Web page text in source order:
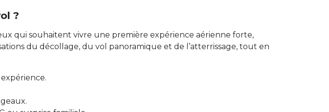
?
qui souhaitent vivre une première expérience aérienne forte,
du décollage, du vol panoramique et de l’atterrissage, tout en